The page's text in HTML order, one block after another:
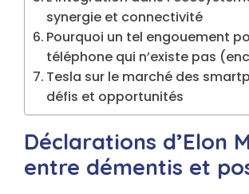
synergie et connectivité
Pourquoi un tel engouement
téléphone qui n’existe pas
Tesla sur le marché des
défis et opportunités
Déclarations d’Elon
entre démentis et